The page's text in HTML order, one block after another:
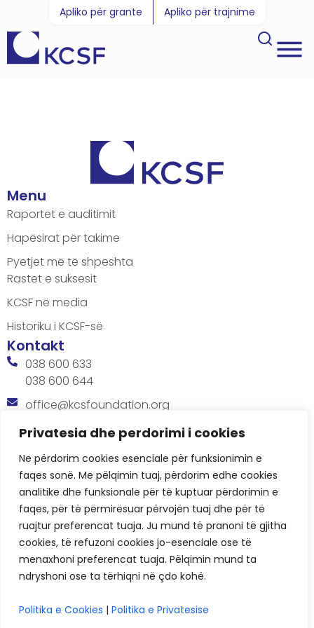
Privatesia dhe perdorimi i cookies
Ne përdorim cookies esenciale për funksionimin e
faqes sonë. Me pëlqimin tuaj, përdorim edhe cookies
analitike dhe funksionale për të kuptuar përdorimin e
faqes, për të përmirësuar përvojën tuaj dhe për të
ruajtur preferencat tuaja. Ju mund të pranoni të gjitha
cookies, të refuzoni cookies jo-esenciale ose të
menaxhoni preferencat tuaja. Pëlqimin mund ta
ndryshoni ose ta tërhiqni në çdo kohë.
Politika e Cookies | Politika e Privatesise
Apliko për grante Apliko për trajnime
Menu
Raportet e auditimit
Hapësirat për takime
Pyetjet më të shpeshta
Rastet e suksesit
KCSF në media
Historiku i KCSF-së
Kontakt
038 600 633
038 600 644
office@kcsfoundation.org
Besa Imami, Lam A, H1, Kat.12, nr. 65-1, Lakrishtë,
Orari
8:00 AM - 4:00 PM
KCSF © 2026
Politikat e Privatësisë